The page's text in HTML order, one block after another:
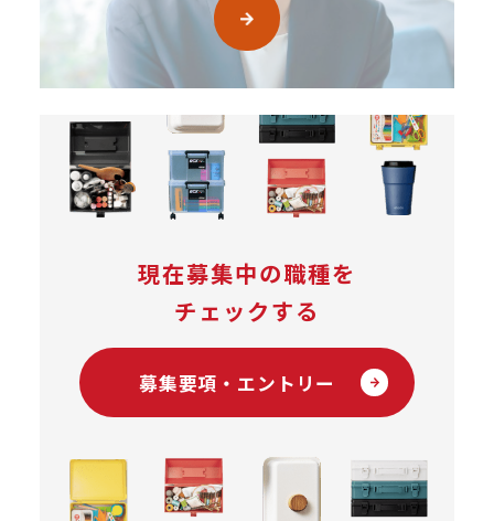
現在募集中の職種を
チェックする
募集要項・エントリー